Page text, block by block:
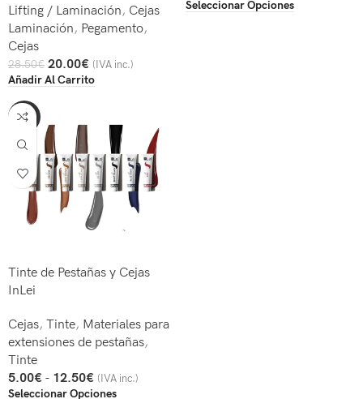
Lifting / Laminación, Cejas
Laminación, Pegamento,
Cejas
28.50€ 20.00€ (IVA inc.)
Añadir Al Carrito
Seleccionar Opciones
-60%
Tinte de Pestañas y Cejas
InLei
Cejas, Tinte, Materiales para
extensiones de pestañas,
Tinte
5.00€ - 12.50€ (IVA inc.)
Seleccionar Opciones